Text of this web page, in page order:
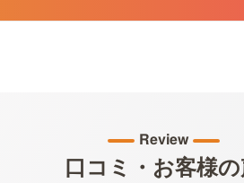
Review
口コミ・お客様